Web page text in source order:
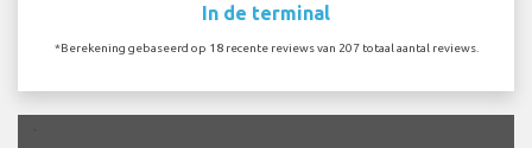
In de terminal
*Berekening gebaseerd op 18 recente reviews van 207 totaal aantal reviews.